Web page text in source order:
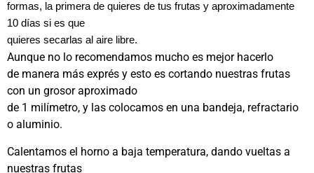
formas, la primera de quieres de tus frutas y aproximadamente
10 días si es que
quieres secarlas al aire libre.
Aunque no lo recomendamos mucho es mejor hacerlo
de manera más exprés y esto es cortando nuestras frutas
con un grosor aproximado
de 1 milímetro, y las colocamos en una bandeja, refractario
o aluminio.
Calentamos el horno a baja temperatura, dando vueltas a
nuestras frutas